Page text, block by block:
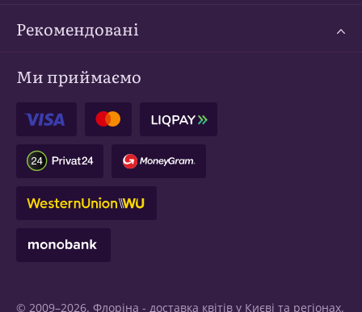
Рекомендовані
Ми приймаємо
© 2009–2026. Флоріна - доставка квітів у Києві та регіонах.